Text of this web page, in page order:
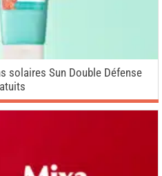
solaires Sun Double Défense